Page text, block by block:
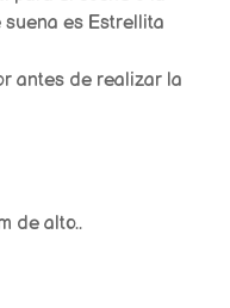
es Estrellita
antes de realizar la
de alto..